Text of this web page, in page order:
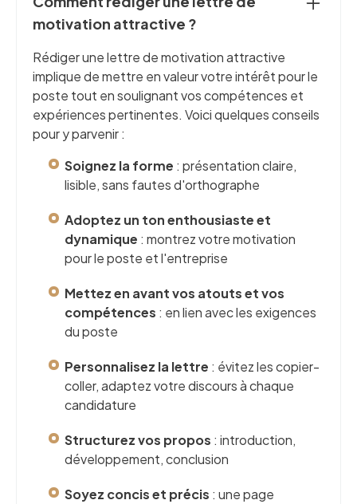
motivation attractive ?
Rédiger une lettre de motivation attractive
implique de mettre en valeur votre intérêt pour le
poste tout en soulignant vos compétences et
expériences pertinentes. Voici quelques conseils
pour y parvenir :
Soignez la forme : présentation claire,
lisible, sans fautes d'orthographe
Adoptez un ton enthousiaste et
dynamique : montrez votre motivation
pour le poste et l'entreprise
Mettez en avant vos atouts et vos
compétences : en lien avec les exigences
du poste
Personnalisez la lettre : évitez les copier-
coller, adaptez votre discours à chaque
candidature
Structurez vos propos : introduction,
développement, conclusion
Soyez concis et précis : une page